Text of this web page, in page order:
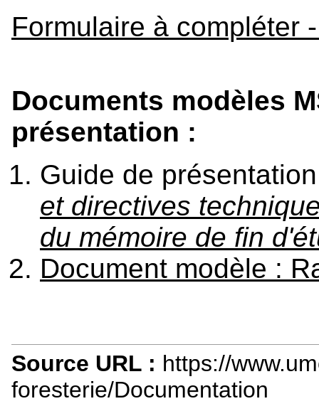
Formulaire à compléter
Documents modèles
présentation :
Guide de
et directives
du mémoire de fin
Document modèle :
Source URL : https://
foresterie/Documentation